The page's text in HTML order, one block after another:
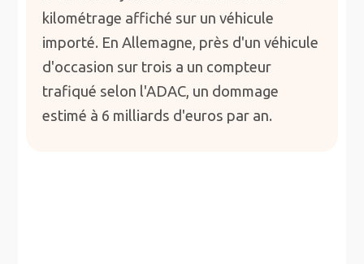
kilométrage affiché sur un véhicule
importé. En Allemagne, près d'un véhicule
d'occasion sur trois a un compteur
trafiqué selon l'ADAC, un dommage
estimé à 6 milliards d'euros par an.